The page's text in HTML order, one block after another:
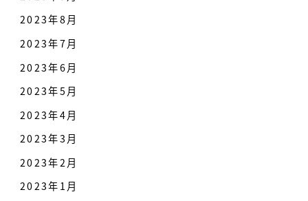
2023年8月
2023年7月
2023年6月
2023年5月
2023年4月
2023年3月
2023年2月
2023年1月